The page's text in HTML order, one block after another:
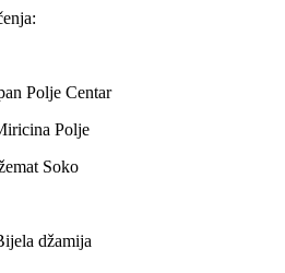
Polje Centar
Polje
Soko
džamija